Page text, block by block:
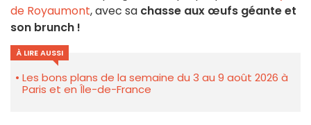
de Royaumont, avec sa chasse aux œufs géante et
son brunch !
À LIRE AUSSI
Les bons plans de la semaine du 3 au 9 août 2026 à
Paris et en Île-de-France